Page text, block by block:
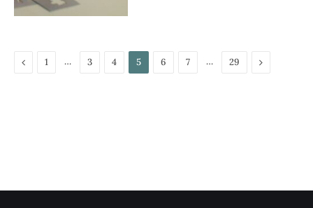
Previous
1 … 3 4 5 6 7 … 29 Next